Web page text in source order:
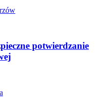
potwierdzanie